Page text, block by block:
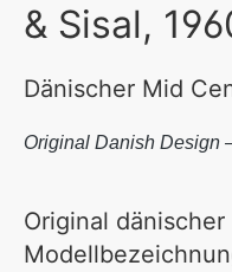
& Sisal,
Dänischer Mid
Original Danish Design
Original